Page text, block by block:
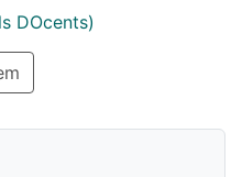
DOcents)